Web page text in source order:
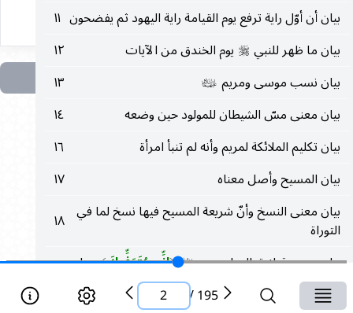
بيان أن أوّل راية ترفع يوم القيامة راية اليهود ثم يفضحون ١١
بيان ما ظهر للنبي صلى‌الله‌عليه‌وسلم يوم الخندق من الآيات
١٢
بيان نسب موسى ومريم عليهما‌السلام
١٣
بيان معنى مسّ الشيطان للمولود حين وضعه
١٤
بيان تكليم الملائكة لمريم وأنه لم تنبأ امرأة
١٦
بيان المسيح وأصل معناه
١٧
بيان معنى النسخ وأنّ شريعة المسيح فيها نسخ لما في
التوراة
١٨
بيان معنى قوله تعالى لعيسىعليه‌السلام (إِنِّي مُتَوَفِّيكَ)وما
ذهبت إليه النصارى في ذلك
١٩
195
/
2